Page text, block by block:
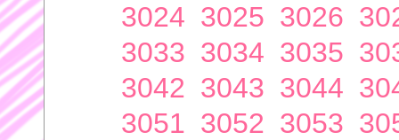
3024 3025 3026
3033 3034 3035
3042 3043 3044
3051 3052 3053